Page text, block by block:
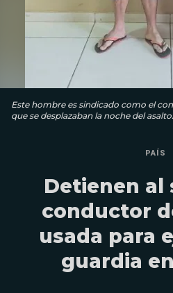
Este hombre es sindicado como el
que se desplazaban la noche del
PAÍS
Detienen al
conductor
usada para
guardia